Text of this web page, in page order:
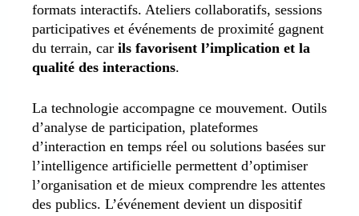
formats interactifs. Ateliers collaboratifs, sessions
participatives et événements de proximité gagnent
du terrain, car ils favorisent l’implication et la
qualité des interactions.
La technologie accompagne ce mouvement. Outils
d’analyse de participation, plateformes
d’interaction en temps réel ou solutions basées sur
l’intelligence artificielle permettent d’optimiser
l’organisation et de mieux comprendre les attentes
des publics. L’événement devient un dispositif